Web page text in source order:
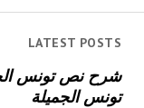
LATEST POSTS
شرح نص تونس
تونس الجميلة